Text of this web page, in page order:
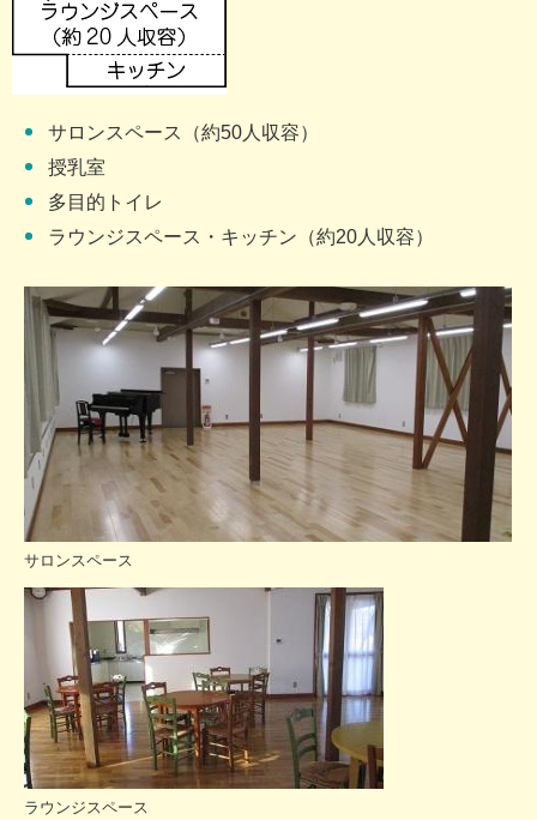
サロンスペース（約50人収容）
授乳室
多目的トイレ
ラウンジスペース・キッチン（約20人収容）
サロンスペース
ラウンジスペース